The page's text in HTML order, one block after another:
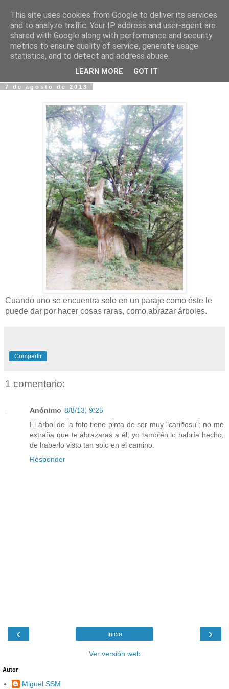
Fotos y Cosas
Miguel Sáenz de Santa María Elizalde
"Un blog es como un diario, pero sin candado".
7 de agosto de 2013
Cuando uno se encuentra solo en un paraje como éste le
puede dar por hacer cosas raras, como abrazar árboles.
Compartir
1 comentario:
Anónimo 8/8/13, 9:25
El árbol de la foto tiene pinta de ser muy "cariñosu"; no me
extraña que te abrazaras a él; yo también lo habría hecho,
de haberlo visto tan solo en el camino.
Responder
‹ ›
Inicio
Ver versión web
Autor
Miguel SSM
This site uses cookies from Google to deliver its services
and to analyze traffic. Your IP address and user-agent are
shared with Google along with performance and security
metrics to ensure quality of service, generate usage
statistics, and to detect and address abuse.
LEARN MORE GOT IT